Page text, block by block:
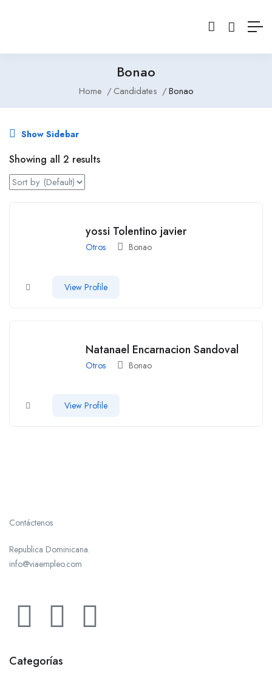
Bonao
Home Candidates Bonao
Show Sidebar
Showing all 2 results
yossi Tolentino javier
Otros Bonao
View Profile
Natanael Encarnacion Sandoval
Otros Bonao
View Profile
Contáctenos
Republica Dominicana.
info@viaempleo.com
Categorías